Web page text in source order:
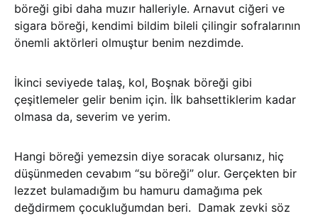
böreği gibi daha muzır halleriyle. Arnavut ciğeri ve
sigara böreği, kendimi bildim bileli çilingir sofralarının
önemli aktörleri olmuştur benim nezdimde.
İkinci seviyede talaş, kol, Boşnak böreği gibi
çeşitlemeler gelir benim için. İlk bahsettiklerim kadar
olmasa da, severim ve yerim.
Hangi böreği yemezsin diye soracak olursanız, hiç
düşünmeden cevabım “su böreği” olur. Gerçekten bir
lezzet bulamadığım bu hamuru damağıma pek
değdirmem çocukluğumdan beri. Damak zevki söz